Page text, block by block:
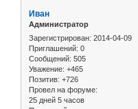
Иван
Администратор
Зарегистрирован: 2014-04-09
Приглашений: 0
Сообщений: 505
Уважение: +465
Позитив: +726
Провел на форуме:
25 дней 5 часов